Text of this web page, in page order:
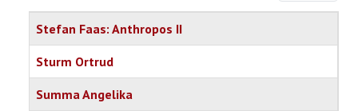
Titel
Stefan Faas: Anthropos II
Sturm Ortrud
Summa Angelika